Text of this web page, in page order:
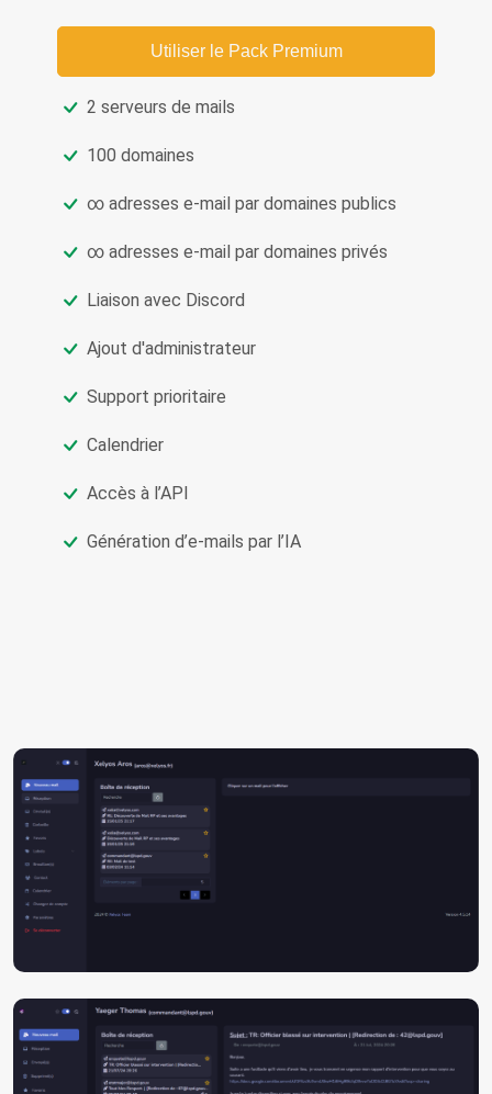
Utiliser le Pack Premium
2 serveurs de mails
100 domaines
∞ adresses e‑mail par domaines publics
∞ adresses e‑mail par domaines privés
Liaison avec Discord
Ajout d'administrateur
Support prioritaire
Calendrier
Accès à l’API
Génération d’e‑mails par l’IA